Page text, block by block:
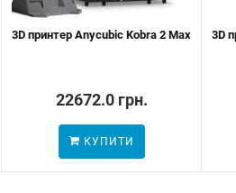
3D принтер Anycubic Kobra 2 Max
22672.0 грн.
КУПИТИ
3D